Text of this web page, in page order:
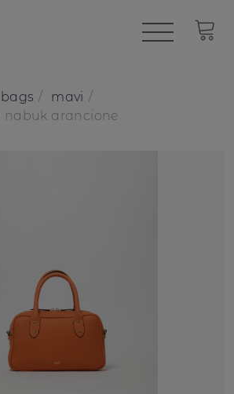
bags
mavi
arancione